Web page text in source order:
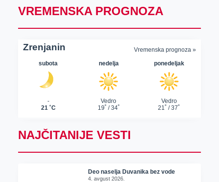
VREMENSKA PROGNOZA
NAJČITANIJE VESTI
Deo naselja Duvanika bez vode
4. avgust 2026.